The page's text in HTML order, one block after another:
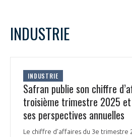
INDUSTRIE
INDUSTRIE
Safran publie son chiffre
troisième trimestre 2025 et
ses perspectives annuelles
Le chiffre d’affaires du 3e trimestre